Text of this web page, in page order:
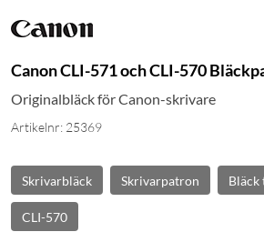
Canon CLI-571 och CLI-570
Originalbläck för Canon-skrivare
Artikelnr: 25369
Skrivarbläck Skrivarpatron
CLI-570